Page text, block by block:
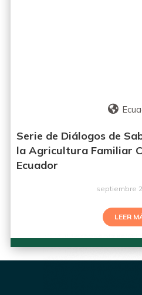
Serie de Diálogos de
la Agricultura Familiar
Ecuador
septiembre
LEER